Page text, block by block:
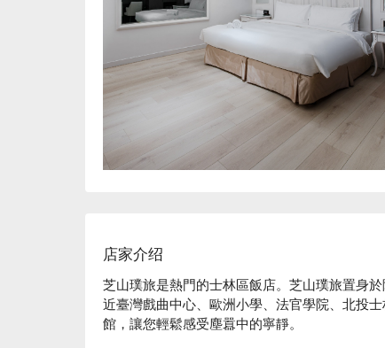
店家介绍
芝山璞旅是熱門的士林區飯店。芝山璞旅置身
近臺灣戲曲中心、歐洲小學、法官學院、北投
館，讓您輕鬆感受塵囂中的寧靜。